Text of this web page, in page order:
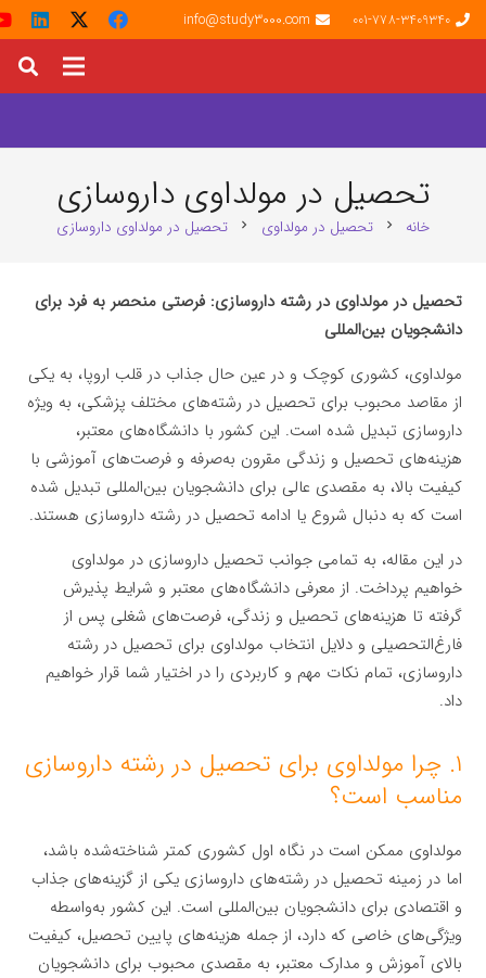
001-778-3409340
info@study3000.com
تحصیل در مولداوی داروسازی
خانه chevron_right تحصیل در مولداوی chevron_right تحصیل در مولداوی داروسازی
تحصیل در مولداوی در رشته داروسازی: فرصتی منحصر به فرد برای
دانشجویان بین‌المللی
مولداوی، کشوری کوچک و در عین حال جذاب در قلب اروپا، به یکی
از مقاصد محبوب برای تحصیل در رشته‌های مختلف پزشکی، به ویژه
داروسازی تبدیل شده است. این کشور با دانشگاه‌های معتبر،
هزینه‌های تحصیل و زندگی مقرون به‌صرفه و فرصت‌های آموزشی با
کیفیت بالا، به مقصدی عالی برای دانشجویان بین‌المللی تبدیل شده
است که به دنبال شروع یا ادامه تحصیل در رشته داروسازی هستند.
در این مقاله، به تمامی جوانب تحصیل داروسازی در مولداوی
خواهیم پرداخت. از معرفی دانشگاه‌های معتبر و شرایط پذیرش
گرفته تا هزینه‌های تحصیل و زندگی، فرصت‌های شغلی پس از
فارغ‌التحصیلی و دلایل انتخاب مولداوی برای تحصیل در رشته
داروسازی، تمام نکات مهم و کاربردی را در اختیار شما قرار خواهیم
داد.
۱. چرا مولداوی برای تحصیل در رشته داروسازی
مناسب است؟
مولداوی ممکن است در نگاه اول کشوری کمتر شناخته‌شده باشد،
اما در زمینه تحصیل در رشته‌های داروسازی یکی از گزینه‌های جذاب
و اقتصادی برای دانشجویان بین‌المللی است. این کشور به‌واسطه
ویژگی‌های خاصی که دارد، از جمله هزینه‌های پایین تحصیل، کیفیت
بالای آموزش و مدارک معتبر، به مقصدی محبوب برای دانشجویان